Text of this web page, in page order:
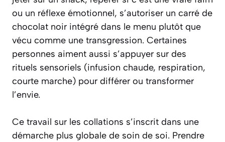
ou un réflexe émotionnel, s’autoriser un carré de
chocolat noir intégré dans le menu plutôt que
vécu comme une transgression. Certaines
personnes aiment aussi s’appuyer sur des
rituels sensoriels (infusion chaude, respiration,
courte marche) pour différer ou transformer
l’envie.
Ce travail sur les collations s’inscrit dans une
démarche plus globale de soin de soi. Prendre